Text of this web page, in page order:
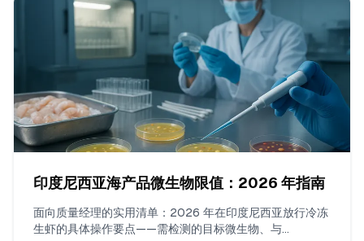
印度尼西亚海产品微生物限值：2026 年指南
面向质量经理的实用清单：2026 年在印度尼西亚放行冷冻
生虾的具体操作要点——需检测的目标微生物、与